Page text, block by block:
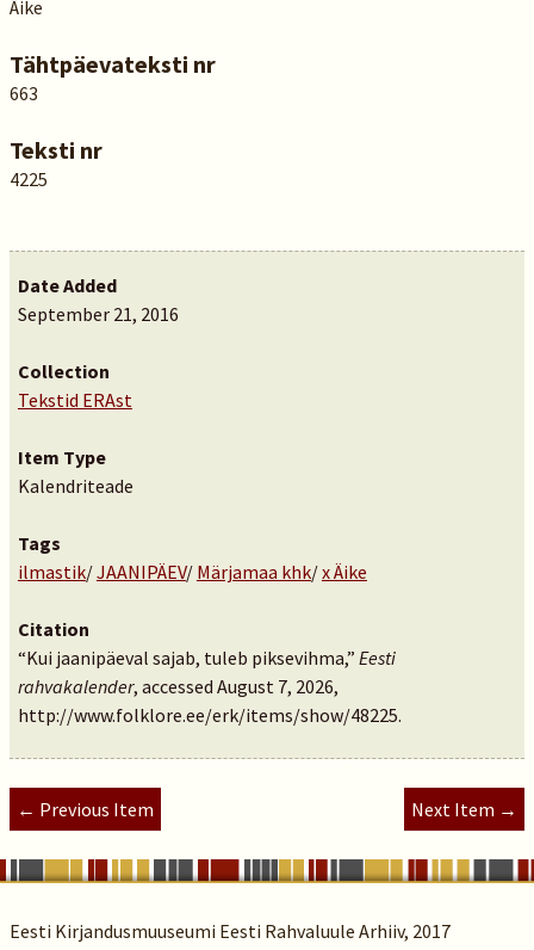
Äike
Tähtpäevateksti nr
663
Teksti nr
4225
Date Added
September 21, 2016
Collection
Tekstid ERAst
Item Type
Kalendriteade
Tags
ilmastik/JAANIPÄEV/ Märjamaa khk/x Äike
Citation
“Kui jaanipäeval sajab, tuleb piksevihma,” Eesti
rahvakalender, accessed August 7, 2026,
http://www.folklore.ee/erk/items/show/48225.
← Previous Item Next Item →
Eesti Kirjandusmuuseumi Eesti Rahvaluule Arhiiv, 2017